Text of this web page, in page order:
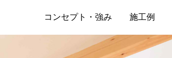
コンセプト・強み 施工例
新築住宅